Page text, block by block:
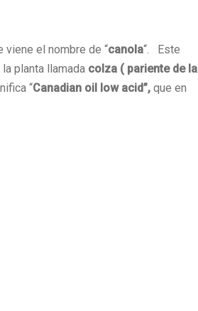
viene el nombre de “canola“. Este
planta llamada colza ( pariente de la
“Canadian oil low acid”, que en